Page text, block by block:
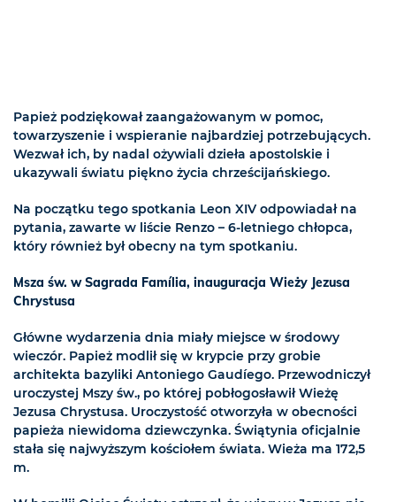
Papież podziękował zaangażowanym w pomoc,
towarzyszenie i wspieranie najbardziej potrzebujących.
Wezwał ich, by nadal ożywiali dzieła apostolskie i
ukazywali światu piękno życia chrześcijańskiego.
Na początku tego spotkania Leon XIV odpowiadał na
pytania, zawarte w liście Renzo – 6-letniego chłopca,
który również był obecny na tym spotkaniu.
Msza św. w Sagrada Família, inauguracja Wieży Jezusa
Chrystusa
Główne wydarzenia dnia miały miejsce w środowy
wieczór. Papież modlił się w krypcie przy grobie
architekta bazyliki Antoniego Gaudíego. Przewodniczył
uroczystej Mszy św., po której pobłogosławił Wieżę
Jezusa Chrystusa. Uroczystość otworzyła w obecności
papieża niewidoma dziewczynka. Świątynia oficjalnie
stała się najwyższym kościołem świata. Wieża ma 172,5
m.